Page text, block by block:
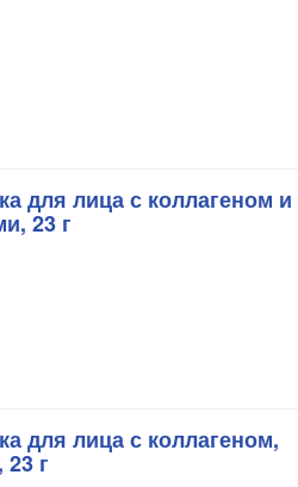
для лица с коллагеном и
23 г
для лица с коллагеном,
г